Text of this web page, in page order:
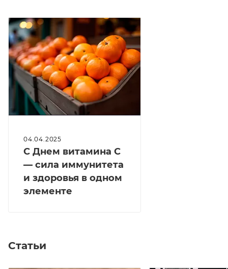
04.04.2025
С Днем витамина С
— сила иммунитета
и здоровья в одном
элементе
Статьи